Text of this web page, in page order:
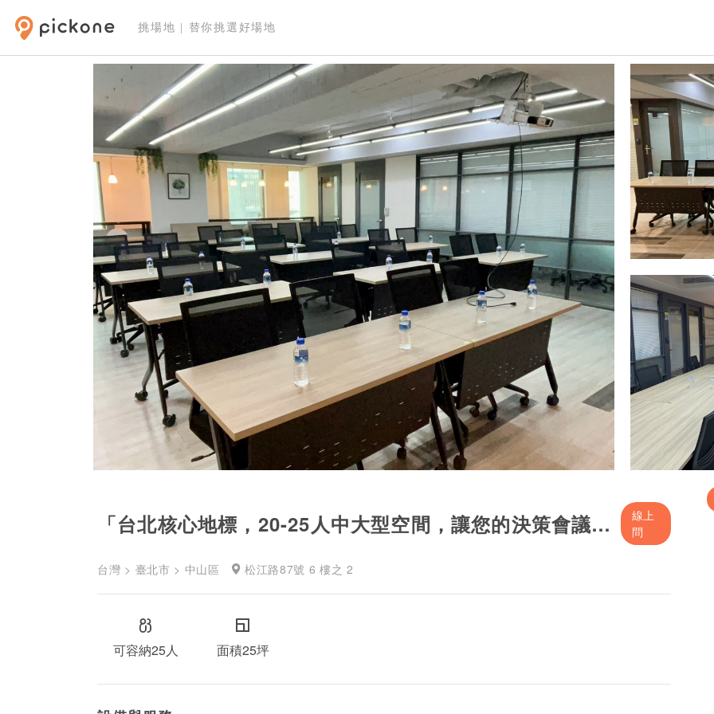
挑場地 | 替你挑選好場地
「台北核心地標，20-25人中大型空間，讓您的決策會議更具氣勢。」
線上
問
台灣 > 臺北市 > 中山區 松江路87號 6 樓之 2
可容納25人 面積25坪